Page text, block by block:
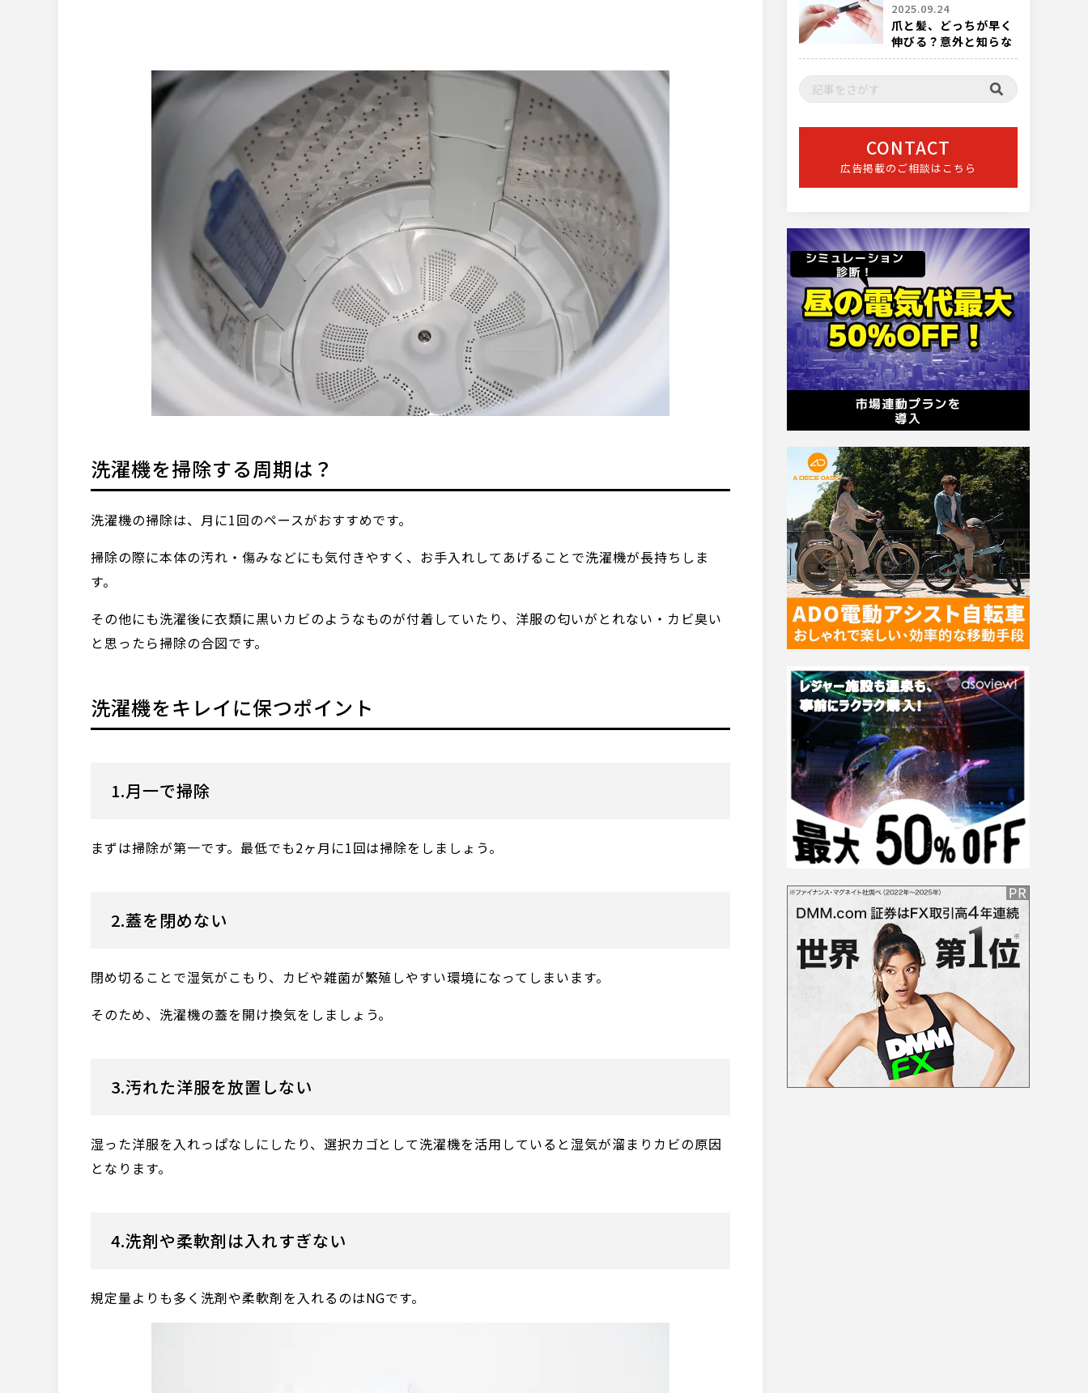
洗濯機を掃除する周期は？
洗濯機の掃除は、月に1回のペースがおすすめです。
掃除の際に本体の汚れ・傷みなどにも気付きやすく、お手入れしてあげることで洗濯機が長持ちしま
す。
その他にも洗濯後に衣類に黒いカビのようなものが付着していたり、洋服の匂いがとれない・カビ臭い
と思ったら掃除の合図です。
洗濯機をキレイに保つポイント
1.月一で掃除
まずは掃除が第一です。最低でも2ヶ月に1回は掃除をしましょう。
2.蓋を閉めない
閉め切ることで湿気がこもり、カビや雑菌が繁殖しやすい環境になってしまいます。
そのため、洗濯機の蓋を開け換気をしましょう。
3.汚れた洋服を放置しない
湿った洋服を入れっぱなしにしたり、選択カゴとして洗濯機を活用していると湿気が溜まりカビの原因
となります。
4.洗剤や柔軟剤は入れすぎない
規定量よりも多く洗剤や柔軟剤を入れるのはNGです。
2025.09.24
爪と髪、どっちが早く
伸びる？意外と知らな
い成長スピードの話
CONTACT
広告掲載のご相談はこちら